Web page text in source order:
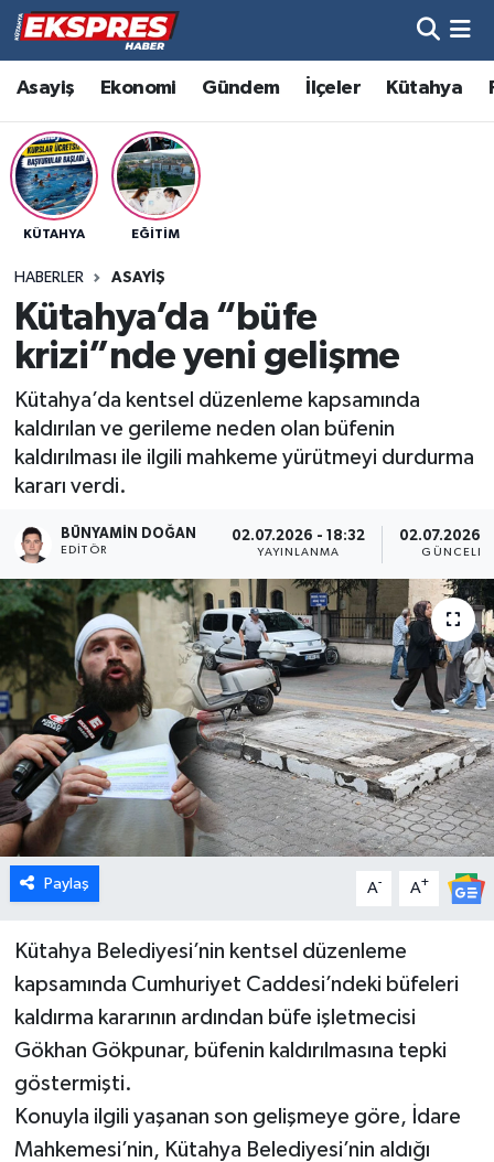
Asayiş Ekonomi Gündem İlçeler Kütahya
KÜTAHYA EĞITIM
HABERLER ASAYIŞ
Kütahya’da “büfe
krizi”nde yeni gelişme
Kütahya’da kentsel düzenleme kapsamında
kaldırılan ve gerileme neden olan büfenin
kaldırılması ile ilgili mahkeme yürütmeyi durdurma
kararı verdi.
BÜNYAMIN DOĞAN
EDITÖR
02.07.2026 - 18:32
YAYINLANMA
02.07.2026 -
Paylaş A- A+
Kütahya Belediyesi’nin kentsel düzenleme
kapsamında Cumhuriyet Caddesi’ndeki büfeleri
kaldırma kararının ardından büfe işletmecisi
Gökhan Gökpunar, büfenin kaldırılmasına tepki
göstermişti.
Konuyla ilgili yaşanan son gelişmeye göre, İdare
Mahkemesi’nin, Kütahya Belediyesi’nin aldığı
Altıntaş
Asayiş
Aslanapa
Bölge
Çavdarhisar
Domaniç
Dumlupınar
Dünya
Eğitim
Ekonomi
Emet
Foto Galeri
Gediz
Genel
Hisarcık
İlçeler
Köşe Yazıları
Kültür Sanat
Hava Durumu
Trafik Durumu
Süper Lig Puan Durumu ve Fikstür
Son Dakika Haberleri
Haber Arşivi